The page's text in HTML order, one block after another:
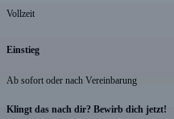
Vollzeit
Einstieg
Ab sofort oder nach Vereinbarung
Klingt das nach dir? Bewirb dich jetzt!